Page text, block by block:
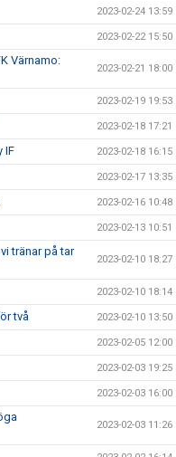
2023-02-24 13:59
2023-02-22 15:50
Värnamo:
2023-02-21 18:00
2023-02-19 19:53
2023-02-18 17:21
IF 2023-02-18 16:15
2023-02-17 13:35
2023-02-16 10:48
2023-02-13 10:51
tränar på tar
2023-02-10 18:27
2023-02-10 18:14
två 2023-02-10 13:50
2023-02-05 12:00
2023-02-03 19:25
2023-02-03 16:00
2023-02-03 11:26